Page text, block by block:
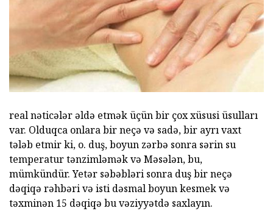
real nəticələr əldə etmək üçün bir çox xüsusi üsulları
var. Olduqca onlara bir neçə və sadə, bir ayrı vaxt
tələb etmir ki, o. duş, boyun zərbə sonra sərin su
temperatur tənzimləmək və Məsələn, bu,
mümkündür. Yetər səbəbləri sonra duş bir neçə
dəqiqə rəhbəri və isti dəsmal boyun kesmek və
təxminən 15 dəqiqə bu vəziyyətdə saxlayın.